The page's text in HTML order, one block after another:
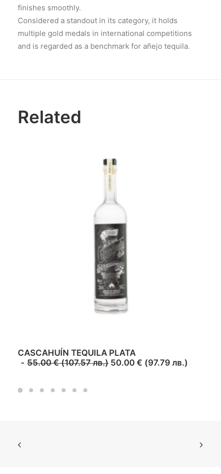
finishes smoothly.
Considered a standout in its category, it holds
multiple gold medals in international competitions
and is regarded as a benchmark for añejo tequila.
Related
ADD TO CART
CASCAHUÍN TEQUILA PLATA
55.00€ (107.57лв.) 50.00€ (97.79лв.)